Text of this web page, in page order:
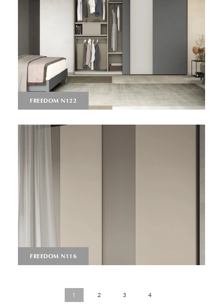
FREEDOM N122
FREEDOM N116
1 2 3 4